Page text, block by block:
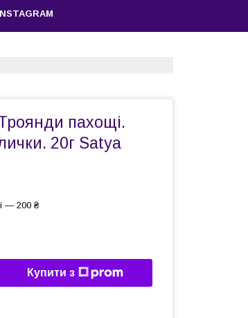
пахощі.
20г Satya
— 200 ₴
Купити з